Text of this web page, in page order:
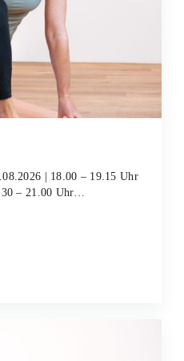
| 18.00 – 19.15 Uhr
– 21.00 Uhr…